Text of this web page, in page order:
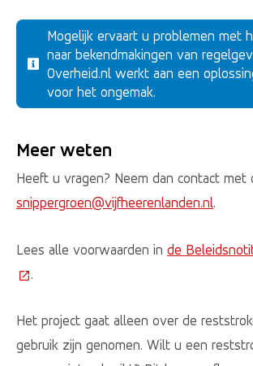
Mogelijk ervaart u problemen met
naar bekendmakingen van
Overheid.nl werkt aan een
voor het ongemak.
Meer weten
Heeft u vragen? Neem dan contact met
snippergroen@vijfheerenlanden.nl.
Lees alle voorwaarden in de
(Deze link gaat naar een externe
.
Het project gaat alleen over de
gebruik zijn genomen. Wilt u een